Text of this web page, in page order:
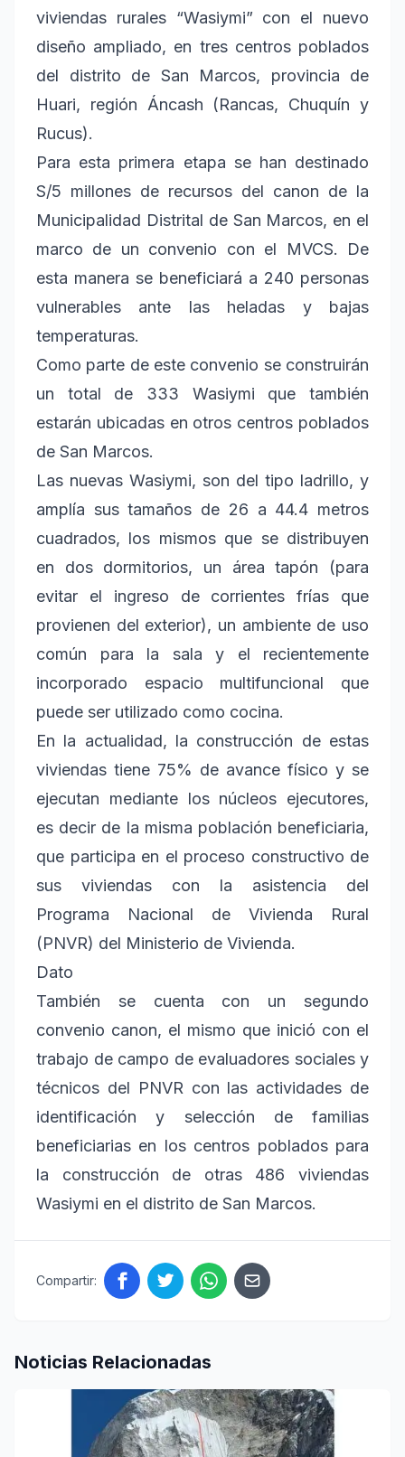
viviendas rurales “Wasiymi” con el nuevo
diseño ampliado, en tres centros poblados
del distrito de San Marcos, provincia de
Huari, región Áncash (Rancas, Chuquín y
Rucus).
Para esta primera etapa se han destinado
S/5 millones de recursos del canon de la
Municipalidad Distrital de San Marcos, en el
marco de un convenio con el MVCS. De
esta manera se beneficiará a 240 personas
vulnerables ante las heladas y bajas
temperaturas.
Como parte de este convenio se construirán
un total de 333 Wasiymi que también
estarán ubicadas en otros centros poblados
de San Marcos.
Las nuevas Wasiymi, son del tipo ladrillo, y
amplía sus tamaños de 26 a 44.4 metros
cuadrados, los mismos que se distribuyen
en dos dormitorios, un área tapón (para
evitar el ingreso de corrientes frías que
provienen del exterior), un ambiente de uso
común para la sala y el recientemente
incorporado espacio multifuncional que
puede ser utilizado como cocina.
En la actualidad, la construcción de estas
viviendas tiene 75% de avance físico y se
ejecutan mediante los núcleos ejecutores,
es decir de la misma población beneficiaria,
que participa en el proceso constructivo de
sus viviendas con la asistencia del
Programa Nacional de Vivienda Rural
(PNVR) del Ministerio de Vivienda.
Dato
También se cuenta con un segundo
convenio canon, el mismo que inició con el
trabajo de campo de evaluadores sociales y
técnicos del PNVR con las actividades de
identificación y selección de familias
beneficiarias en los centros poblados para
la construcción de otras 486 viviendas
Wasiymi en el distrito de San Marcos.
Compartir:
Noticias Relacionadas